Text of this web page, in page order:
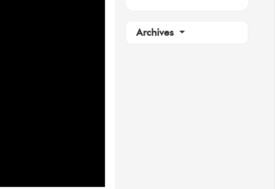
Archives